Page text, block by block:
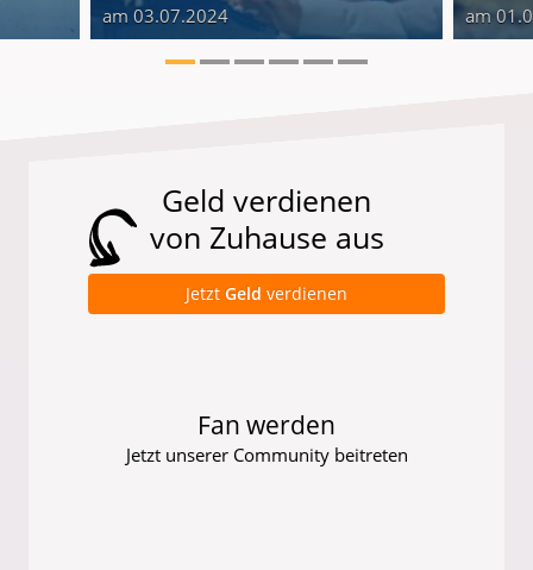
am 03.07.2024 am
Geld verdienen
von Zuhause aus
Jetzt Geld verdienen
Fan werden
Jetzt unserer Community beitreten